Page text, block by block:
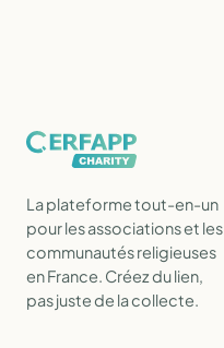
La plateforme tout-en-un
pour les associations et les
communautés religieuses
en France. Créez du lien,
pas juste de la collecte.